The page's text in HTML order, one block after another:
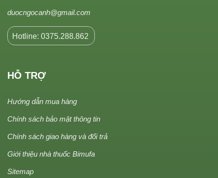
duocngocanh@gmail.com
Hotline: 0375.288.862
HỖ TRỢ
Hướng dẫn mua hàng
Chính sách bảo mật thông tin
Chính sách giao hàng và đổi trả
Giới thiệu nhà thuốc Bimufa
Sitemap